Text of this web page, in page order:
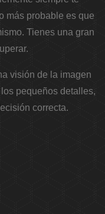
más probable es que
Tienes una gran
visión de la imagen
pequeños detalles,
correcta.